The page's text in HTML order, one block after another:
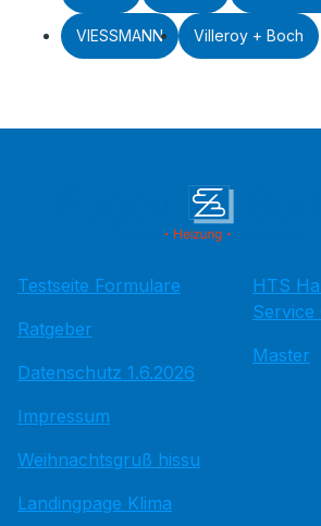
VIESSMANN Villeroy + Boch
Testseite Formulare
Ratgeber
Datenschutz 1.6.2026
Impressum
Weihnachtsgruß hissu
Landingpage Klima
HTS
Service
Master